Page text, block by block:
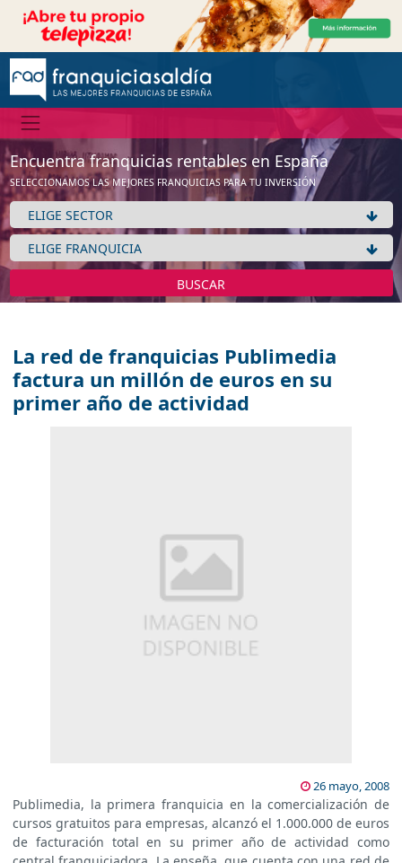
Encuentra franquicias rentables en España
SELECCIONAMOS LAS MEJORES FRANQUICIAS PARA TU INVERSIÓN
BUSCAR
La red de franquicias Publimedia
factura un millón de euros en su
primer año de actividad
26 mayo, 2008
Publimedia, la primera franquicia en la comercialización de
cursos gratuitos para empresas, alcanzó el 1.000.000 de euros
de facturación total en su primer año de actividad como